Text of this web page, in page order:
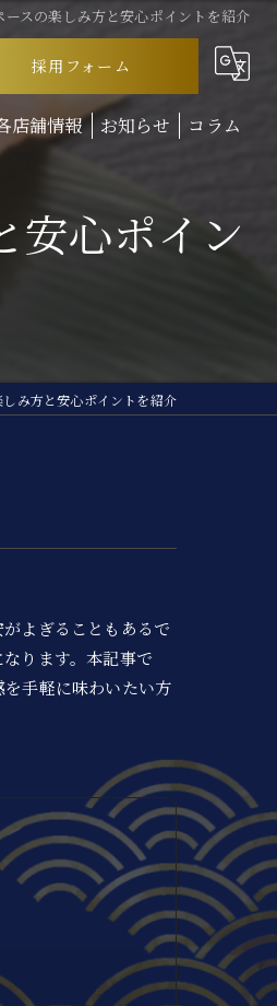
スの楽しみ方と安心ポイントを紹介
採用フォーム
店舗情報 お知らせ コラム
安心ポイン
み方と安心ポイントを紹介
よぎることもあるで
ります。本記事で
手軽に味わいたい方